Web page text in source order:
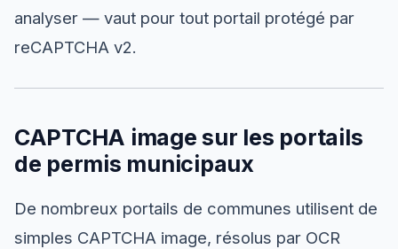
analyser — vaut pour tout portail protégé par
reCAPTCHA v2.
CAPTCHA image sur les portails
de permis municipaux
De nombreux portails de communes utilisent de
simples CAPTCHA image, résolus par OCR